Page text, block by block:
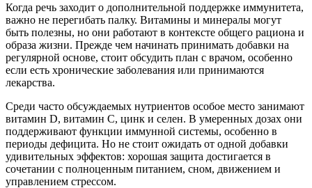
Когда речь заходит о дополнительной поддержке иммунитета,
важно не перегибать палку. Витамины и минералы могут
быть полезны, но они работают в контексте общего рациона и
образа жизни. Прежде чем начинать принимать добавки на
регулярной основе, стоит обсудить план с врачом, особенно
если есть хронические заболевания или принимаются
лекарства.
Среди часто обсуждаемых нутриентов особое место занимают
витамин D, витамин C, цинк и селен. В умеренных дозах они
поддерживают функции иммунной системы, особенно в
периоды дефицита. Но не стоит ожидать от одной добавки
удивительных эффектов: хорошая защита достигается в
сочетании с полноценным питанием, сном, движением и
управлением стрессом.